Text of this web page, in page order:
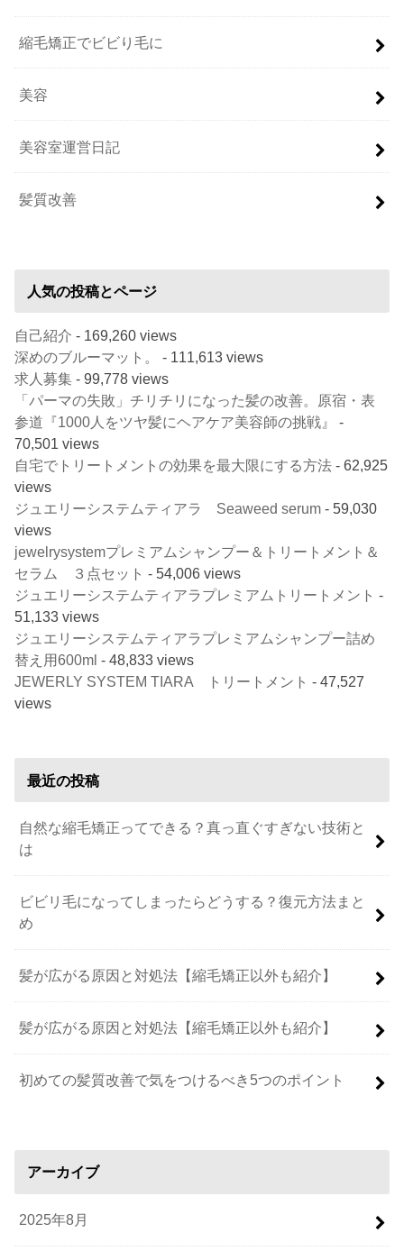
縮毛矯正でビビり毛に
美容
美容室運営日記
髪質改善
人気の投稿とページ
自己紹介 - 169,260 views
深めのブルーマット。
- 111,613 views
求人募集 - 99,778 views
「パーマの失敗」チリチリになった髪の改善。原宿・表
参道『1000人をツヤ髪にヘアケア美容師の挑戦』
-
70,501 views
自宅でトリートメントの効果を最大限にする方法 - 62,925
views
ジュエリーシステムティアラ Seaweed serum - 59,030
views
jewelrysystemプレミアムシャンプー＆トリートメント＆
セラム ３点セット - 54,006 views
ジュエリーシステムティアラプレミアムトリートメント -
51,133 views
ジュエリーシステムティアラプレミアムシャンプー詰め
替え用600ml - 48,833 views
JEWERLY SYSTEM TIARA トリートメント - 47,527
views
最近の投稿
自然な縮毛矯正ってできる？真っ直ぐすぎない技術と
は
ビビリ毛になってしまったらどうする？復元方法まと
め
髪が広がる原因と対処法【縮毛矯正以外も紹介】
髪が広がる原因と対処法【縮毛矯正以外も紹介】
初めての髪質改善で気をつけるべき5つのポイント
アーカイブ
2025年8月